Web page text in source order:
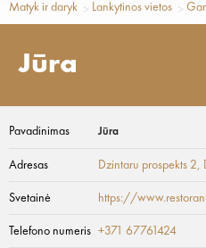
Matyk ir daryk Lankytinos vietos
Jūra
Pavadinimas Jūra
Adresas Dzintaru prospekts 2,
Svetainė https://
Telefono numeris +371 67761424